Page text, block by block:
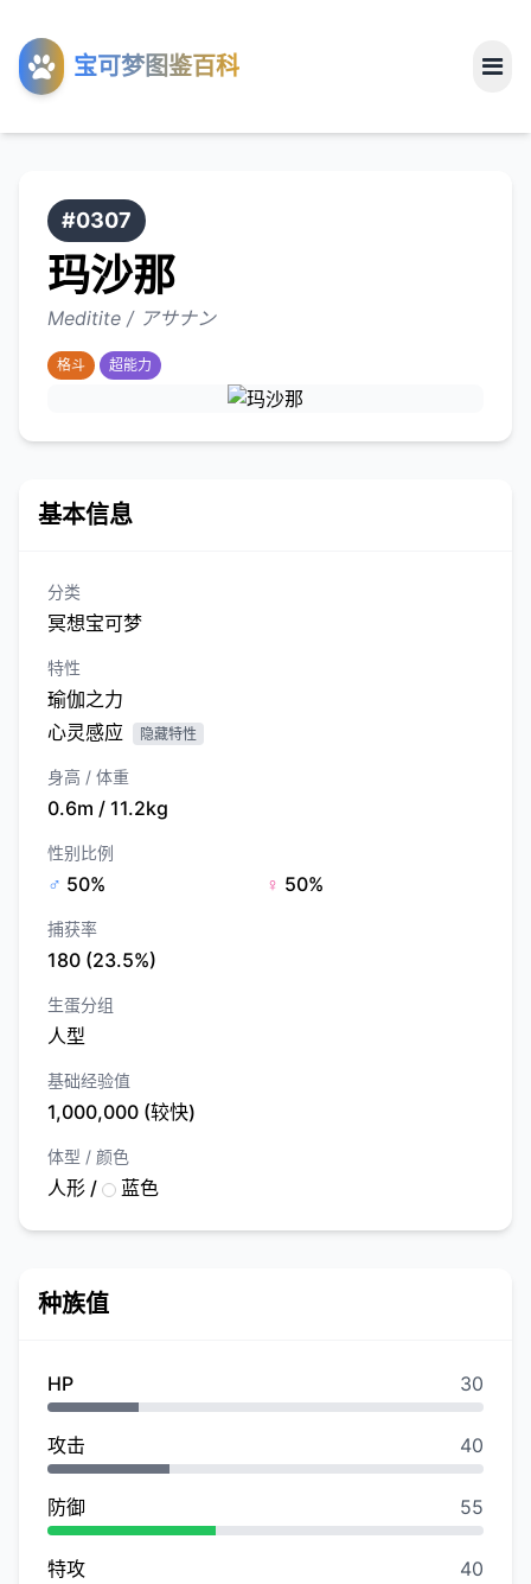
宝可梦图鉴百科
工具
关于
#0307
玛沙那
Meditite / アサナン
格斗 超能力
基本信息
分类
冥想宝可梦
特性
瑜伽之力
心灵感应
隐藏特性
身高 / 体重
0.6m / 11.2kg
性别比例
♂ 50% ♀ 50%
捕获率
180 (23.5%)
生蛋分组
人型
基础经验值
1,000,000 (较快)
体型 / 颜色
人形 / 蓝色
种族值
HP 30
攻击 40
防御 55
特攻 40